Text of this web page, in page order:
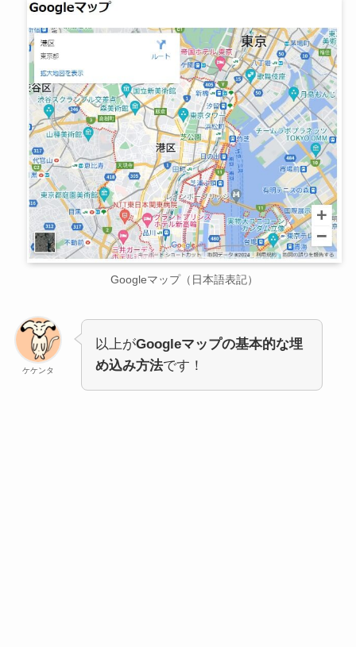
Googleマップ（日本語表記）
ケケンタ
以上がGoogleマップの基本的な埋
め込み方法です！